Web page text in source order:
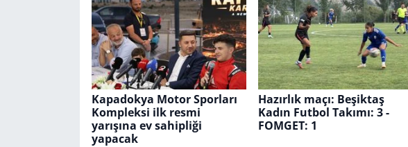
Kapadokya Motor Sporları
Kompleksi ilk resmi
yarışına ev sahipliği
yapacak
Hazırlık maçı: Beşiktaş
Kadın Futbol Takımı: 3 -
FOMGET: 1